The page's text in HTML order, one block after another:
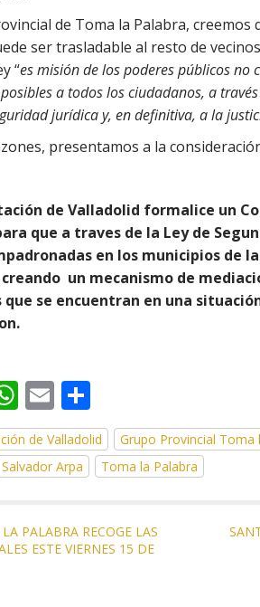
de Toma la Palabra,
ser trasladable al resto de
“es misión de los poderes públicos no
a todos los ciudadanos, a
jurídica y, en definitiva, a la
presentamos a la
de Valladolid formalice un
que a traves de la Ley de
en los municipios de
un mecanismo de
se encuentran en una
W
h
at
s
p
E
m
ai
l
o
m
p
ti
de Valladolid Grupo Provincial Toma
Salvador Arpa Toma la Palabra
PALABRA RECOGE LAS
ESTE VIERNES 15 DE